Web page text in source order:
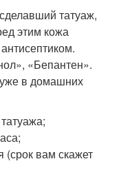
татуаж,
этим кожа
«Бепантен».
в домашних
(срок вам скажет